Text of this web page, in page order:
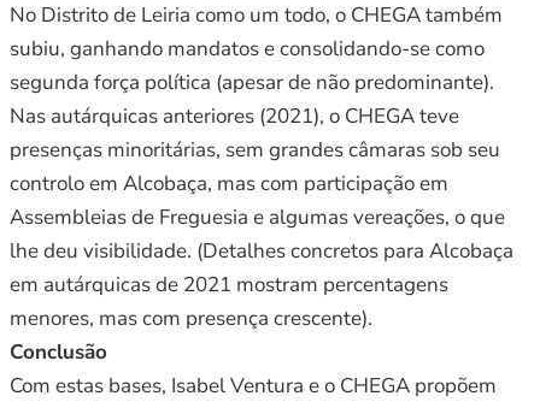
No Distrito de Leiria como um todo, o CHEGA também
subiu, ganhando mandatos e consolidando-se como
segunda força política (apesar de não predominante).
Nas autárquicas anteriores (2021), o CHEGA teve
presenças minoritárias, sem grandes câmaras sob seu
controlo em Alcobaça, mas com participação em
Assembleias de Freguesia e algumas vereações, o que
lhe deu visibilidade. (Detalhes concretos para Alcobaça
em autárquicas de 2021 mostram percentagens
menores, mas com presença crescente).
Conclusão
Com estas bases, Isabel Ventura e o CHEGA propõem